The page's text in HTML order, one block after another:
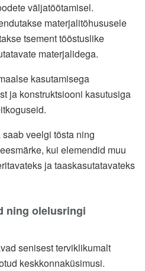
väljatöötamisel.
materjalitõhususele
tsement tööstuslike
materjalidega.
kasutamisega
ja konstruktsiooni kasutusiga
veelgi tõsta ning
kui elemendid muu
ja taaskasutatavateks
ning olelusringi
senisest terviklikumalt
keskkonnaküsimusi.